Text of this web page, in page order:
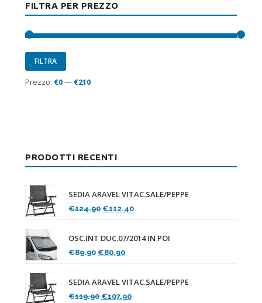
FILTRA PER PREZZO
Prezzo
Min
Prezzo
Max
FILTRA
Prezzo: €0— €210
PRODOTTI RECENTI
SEDIA ARAVEL VITAC.SALE/PEPPE
€124.90 Il
era:
€124.90.
€112.40Il
è:
OSC.INT DUC.07/2014 IN POI
€89.90 Il
era:
€89.90.
€80.90Il
è:
€80.90.
SEDIA ARAVEL VITAC.SALE/PEPPE
€119.90 Il
€107.90Il